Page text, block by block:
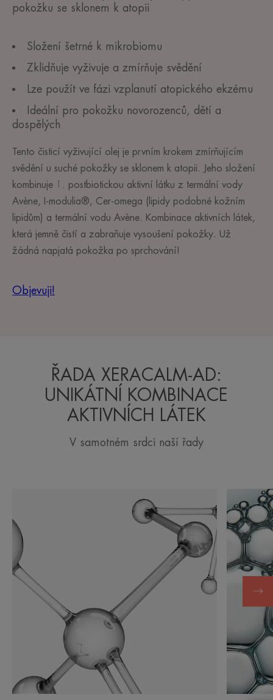
pokožku se sklonem k atopii
Složení šetrné k mikrobiomu
Zklidňuje vyživuje a zmírňuje svědění
Lze použít ve fázi vzplanutí atopického ekzému
Ideální pro pokožku novorozenců, dětí a
dospělých
Tento čisticí vyživující olej je prvním krokem zmírňujícím
svědění u suché pokožky se sklonem k atopii. Jeho složení
kombinuje 1. postbiotickou aktivní látku z termální vody
Avène, I-modulia®, Cer-omega (lipidy podobné kožním
lipidům) a termální vodu Avène. Kombinace aktivních látek,
která jemně čistí a zabraňuje vysoušení pokožky. Už
žádná napjatá pokožka po sprchování!
Objevuji!
ŘADA XERACALM-AD:
UNIKÁTNÍ KOMBINACE
AKTIVNÍCH LÁTEK
V samotném srdci naší řady